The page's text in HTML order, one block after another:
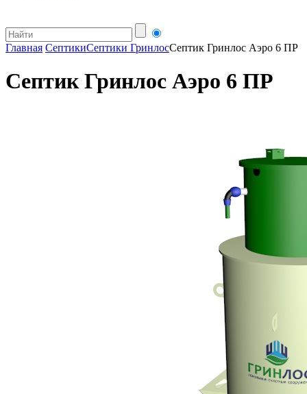
Главная СептикиСептики ГринлосСептик Гринлос Аэро 6 ПР
Септик Гринлос Аэро 6 ПР